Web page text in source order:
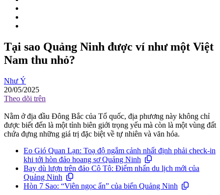
Tại sao Quảng Ninh được ví như một Việt
Nam thu nhỏ?
Như Ý
20/05/2025
Theo dõi trên
Nằm ở địa đầu Đông Bắc của Tổ quốc, địa phương này không chỉ
được biết đến là một tỉnh biên giới trọng yếu mà còn là một vùng đất
chứa đựng những giá trị đặc biệt về tự nhiên và văn hóa.
Eo Gió Quan Lạn: Toạ độ ngắm cảnh nhất định phải check-in
khi tới hòn đảo hoang sơ Quảng Ninh
Bay dù lượn trên đảo Cô Tô: Điểm nhấn du lịch mới của
Quảng Ninh
Hòn 7 Sao: “Viên ngọc ẩn” của biển Quảng Ninh